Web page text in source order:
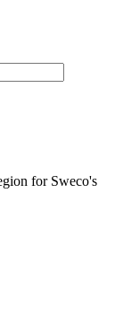
for Sweco's